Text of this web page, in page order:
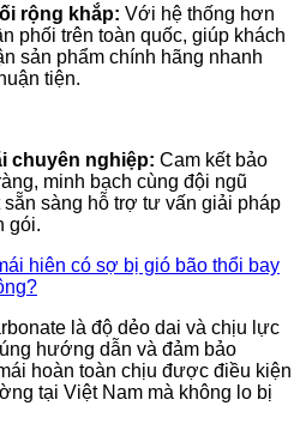
rộng khắp: Với hệ thống hơn
phối trên toàn quốc, giúp khách
sản phẩm chính hãng nhanh
tiện.
chuyên nghiệp: Cam kết bảo
minh bạch cùng đội ngũ
sàng hỗ trợ tư vấn giải pháp
gói.
hiên có sợ bị gió bão thổi bay
là độ dẻo dai và chịu lực
hướng dẫn và đảm bảo
hoàn toàn chịu được điều kiện
tại Việt Nam mà không lo bị